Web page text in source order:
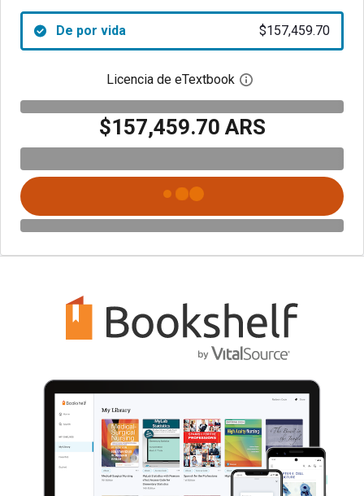
De por vida $157,459.70
Licencia de eTextbook Abre el cuadro de
$157,459.70 ARS